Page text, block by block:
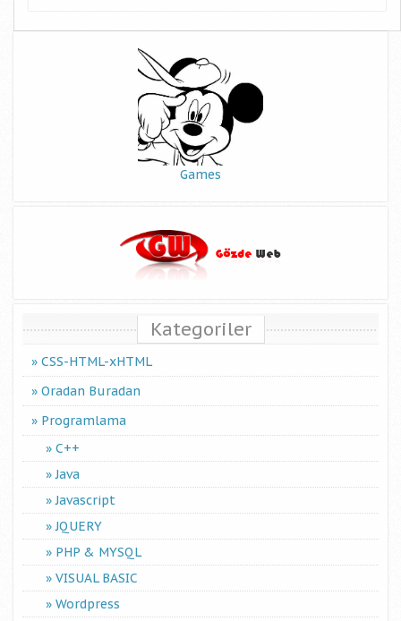
Games
Kategoriler
CSS-HTML-xHTML
Oradan Buradan
Programlama
C++
Java
Javascript
JQUERY
PHP & MYSQL
VISUAL BASIC
Wordpress